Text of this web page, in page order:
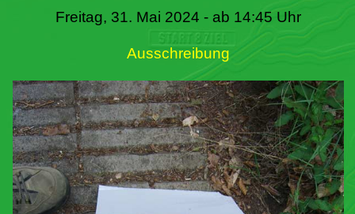
Termine
Freitag, 31. Mai 2024 - ab 14:45 Uhr
Ausschreibung